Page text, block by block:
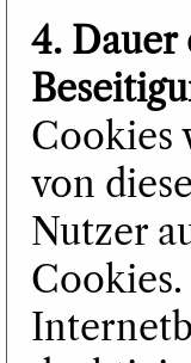
4. Dauer
Cookies
von
Nutzer